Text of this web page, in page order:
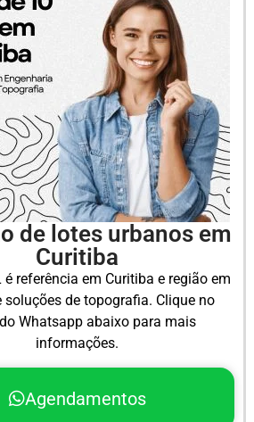
de lotes urbanos em
Curitiba
é referência em Curitiba e região em
soluções de topografia. Clique no
Whatsapp abaixo para mais
informações.
Agendamentos